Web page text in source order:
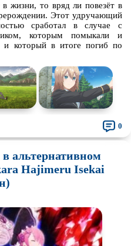
в жизни, то вряд ли повезёт в
Этот удручающий
сработал в случае с
которым помыкали и
и который в итоге погиб по
0
альтернативном
Hajimeru Isekai